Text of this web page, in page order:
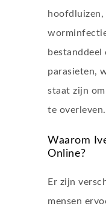
hoofdluizen,
parasieten,
staat zijn
te overleven.
Waarom
Online?
Er zijn
mensen